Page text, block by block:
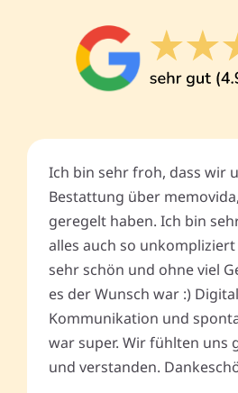
Ich bin sehr froh, dass wir
Bestattung über
geregelt haben. Ich bin
alles auch so unkompliziert
sehr schön und ohne viel
es der Wunsch war :)
Kommunikation und
war super. Wir fühlten uns
und verstanden.